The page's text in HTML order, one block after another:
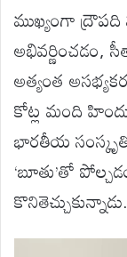
ముఖ్యంగా
అభివర్ణించడం,
అత్యంత
కోట్ల మంది
భారతీయ
‘బూతు’తో
కొనితెచ్చుకున్నాడు.